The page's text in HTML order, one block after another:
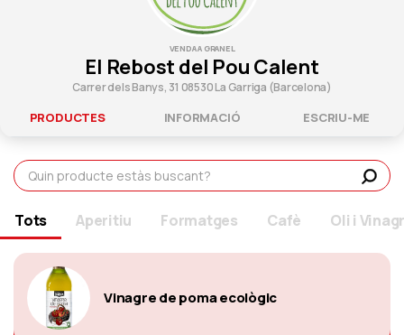
VENDA A GRANEL
El Rebost del Pou Calent
Carrer dels Banys, 31 08530 La Garriga (Barcelona)
PRODUCTES INFORMACIÓ ESCRIU-ME
Tots Aperitiu Formatges Cafè Oli i
Vinagre de poma ecològic